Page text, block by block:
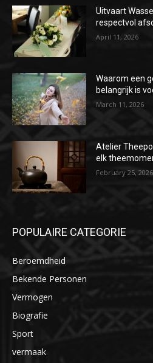
Uitvaart
respectvol
April 11, 2026
Waarom een
belangrijk is
March 11, 2026
Atelier
elk
February 25, 2026
POPULAIRE CATEGORIE
Beroemdheid
Bekende Personen
Vermogen
Biografie
Sport
vermaak